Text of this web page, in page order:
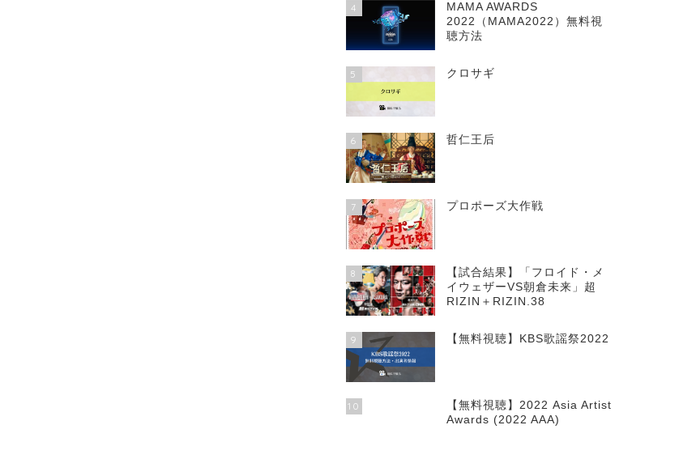
4
MAMA AWARDS
2022（MAMA2022）無料視
聴方法
5 クロサギ
6 哲仁王后
7 プロポーズ大作戦
8
【試合結果】「フロイド・メ
イウェザーVS朝倉未来」超
RIZIN＋RIZIN.38
9 【無料視聴】KBS歌謡祭2022
10
【無料視聴】2022 Asia Artist
Awards (2022 AAA)